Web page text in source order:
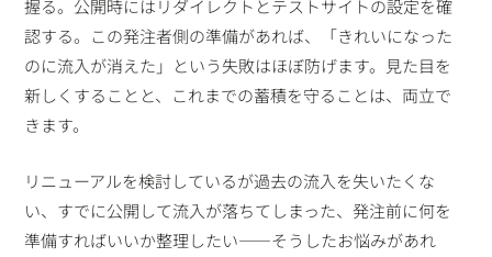
握る。公開時にはリダイレクトとテストサイトの設定を確
認する。この発注者側の準備があれば、「きれいになった
のに流入が消えた」という失敗はほぼ防げます。見た目を
新しくすることと、これまでの蓄積を守ることは、両立で
きます。
リニューアルを検討しているが過去の流入を失いたくな
い、すでに公開して流入が落ちてしまった、発注前に何を
準備すればいいか整理したい——そうしたお悩みがあれ